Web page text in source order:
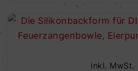
inkl. MwSt.